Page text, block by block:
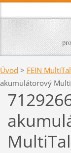
Úvod > FEIN
akumulátorový